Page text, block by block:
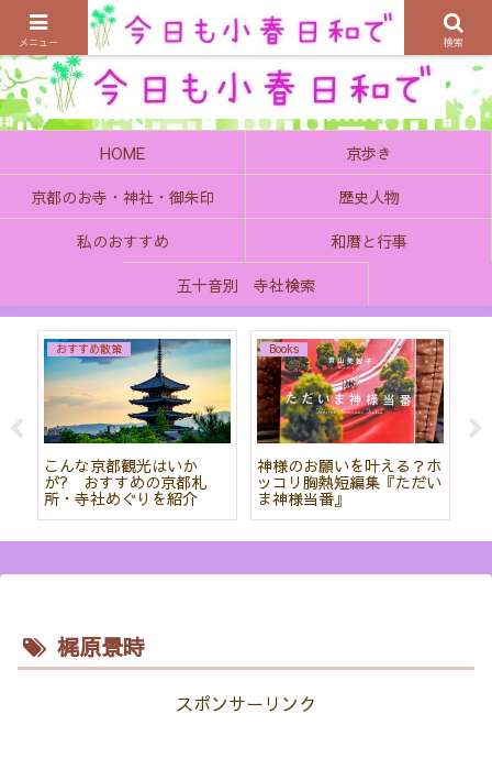
京都の町で歴史を楽しむ、そんなゆったり気分を感じてみませんか
HOME
京歩き
京都のお寺・神社・御朱印
歴史人物
私のおすすめ
和暦と行事
五十音別 寺社検索
おすすめ散策
こんな京都観光はいか
が? おすすめの京都札
所・寺社めぐりを紹介
Books
神様のお願いを叶える？ホ
ッコリ胸熱短編集『ただい
ま神様当番』
梶原景時
スポンサーリンク
メニュー 検索